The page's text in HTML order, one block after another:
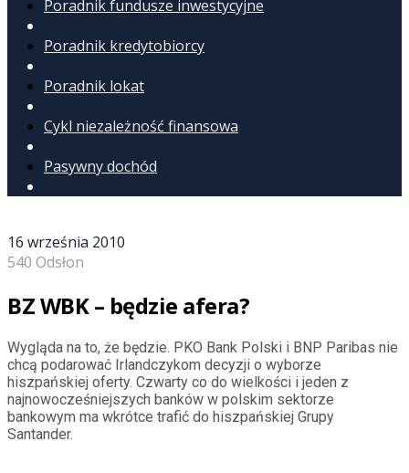
Poradnik fundusze inwestycyjne
Poradnik kredytobiorcy
Poradnik lokat
Cykl niezależność finansowa
Pasywny dochód
16 września 2010
540 Odsłon
BZ WBK – będzie afera?
Wygląda na to, że będzie. PKO Bank Polski i BNP Paribas nie
chcą podarować Irlandczykom decyzji o wyborze
hiszpańskiej oferty. Czwarty co do wielkości i jeden z
najnowocześniejszych banków w polskim sektorze
bankowym ma wkrótce trafić do hiszpańskiej Grupy
Santander.